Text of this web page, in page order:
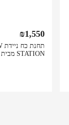
STATION מבית NEWSMY
₪1,550